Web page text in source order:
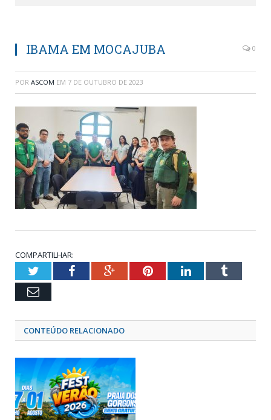
IBAMA EM MOCAJUBA 0
POR ASCOM EM 7 DE OUTUBRO DE 2023
COMPARTILHAR:
TwitterFacebookGoogle+PinterestLinkedInTumblr
Email
CONTEÚDO RELACIONADO